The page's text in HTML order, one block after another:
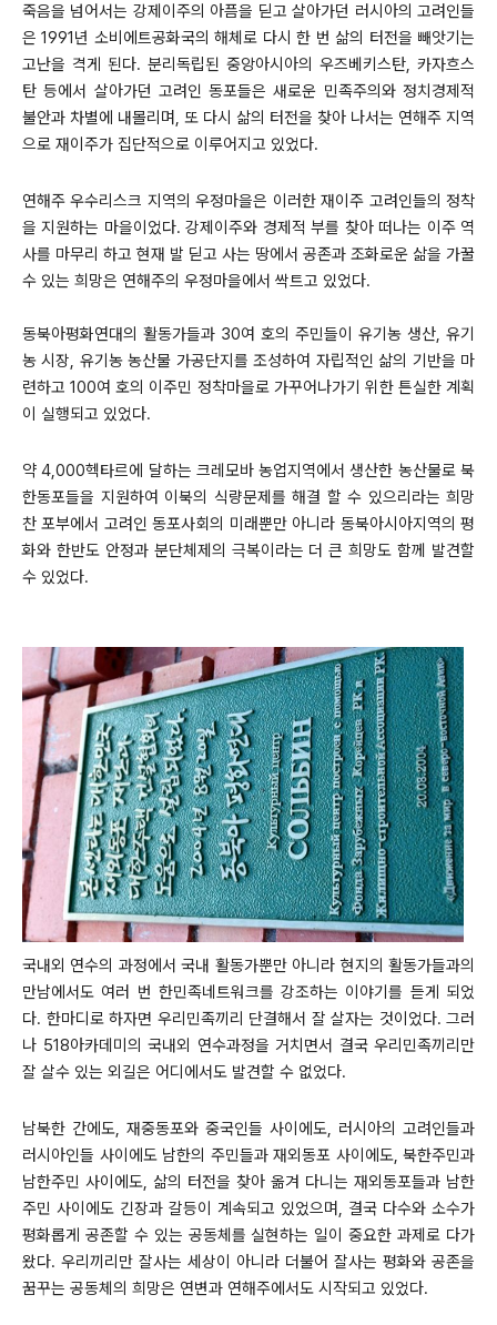
죽음을 넘어서는 강제이주의 아픔을 딛고 살아가던 러시아의 고려인들
은 1991년 소비에트공화국의 해체로 다시 한 번 삶의 터전을 빼앗기는
고난을 격게 된다. 분리독립된 중앙아시아의 우즈베키스탄, 카자흐스
탄 등에서 살아가던 고려인 동포들은 새로운 민족주의와 정치경제적
불안과 차별에 내몰리며, 또 다시 삶의 터전을 찾아 나서는 연해주 지역
으로 재이주가 집단적으로 이루어지고 있었다.
연해주 우수리스크 지역의 우정마을은 이러한 재이주 고려인들의 정착
을 지원하는 마을이었다. 강제이주와 경제적 부를 찾아 떠나는 이주 역
사를 마무리 하고 현재 발 딛고 사는 땅에서 공존과 조화로운 삶을 가꿀
수 있는 희망은 연해주의 우정마을에서 싹트고 있었다.
동북아평화연대의 활동가들과 30여 호의 주민들이 유기농 생산, 유기
농 시장, 유기농 농산물 가공단지를 조성하여 자립적인 삶의 기반을 마
련하고 100여 호의 이주민 정착마을로 가꾸어나가기 위한 튼실한 계획
이 실행되고 있었다.
약 4,000헥타르에 달하는 크레모바 농업지역에서 생산한 농산물로 북
한동포들을 지원하여 이북의 식량문제를 해결 할 수 있으리라는 희망
찬 포부에서 고려인 동포사회의 미래뿐만 아니라 동북아시아지역의 평
화와 한반도 안정과 분단체제의 극복이라는 더 큰 희망도 함께 발견할
수 있었다.
국내외 연수의 과정에서 국내 활동가뿐만 아니라 현지의 활동가들과의
만남에서도 여러 번 한민족네트워크를 강조하는 이야기를 듣게 되었
다. 한마디로 하자면 우리민족끼리 단결해서 잘 살자는 것이었다. 그러
나 518아카데미의 국내외 연수과정을 거치면서 결국 우리민족끼리만
잘 살수 있는 외길은 어디에서도 발견할 수 없었다.
남북한 간에도, 재중동포와 중국인들 사이에도, 러시아의 고려인들과
러시아인들 사이에도 남한의 주민들과 재외동포 사이에도, 북한주민과
남한주민 사이에도, 삶의 터전을 찾아 옮겨 다니는 재외동포들과 남한
주민 사이에도 긴장과 갈등이 계속되고 있었으며, 결국 다수와 소수가
평화롭게 공존할 수 있는 공동체를 실현하는 일이 중요한 과제로 다가
왔다. 우리끼리만 잘사는 세상이 아니라 더불어 잘사는 평화와 공존을
꿈꾸는 공동체의 희망은 연변과 연해주에서도 시작되고 있었다.